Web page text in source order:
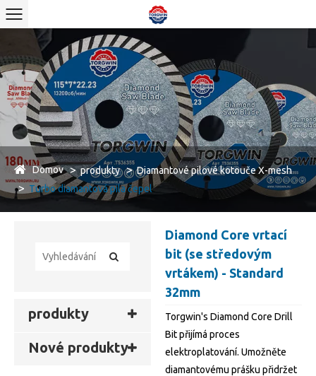
Domov produkty
Diamantové pilové kotouče X-mesh
Turbo diamantová pila čepel
produkty
Nové produkty
Diamond Core vrtací
bit (se středovým
vrtákem) - Standard
32mm
Torgwin's Diamond Core Drill
Bit přijímá proces
elektroplatování. Umožněte
diamantovému prášku přidržet